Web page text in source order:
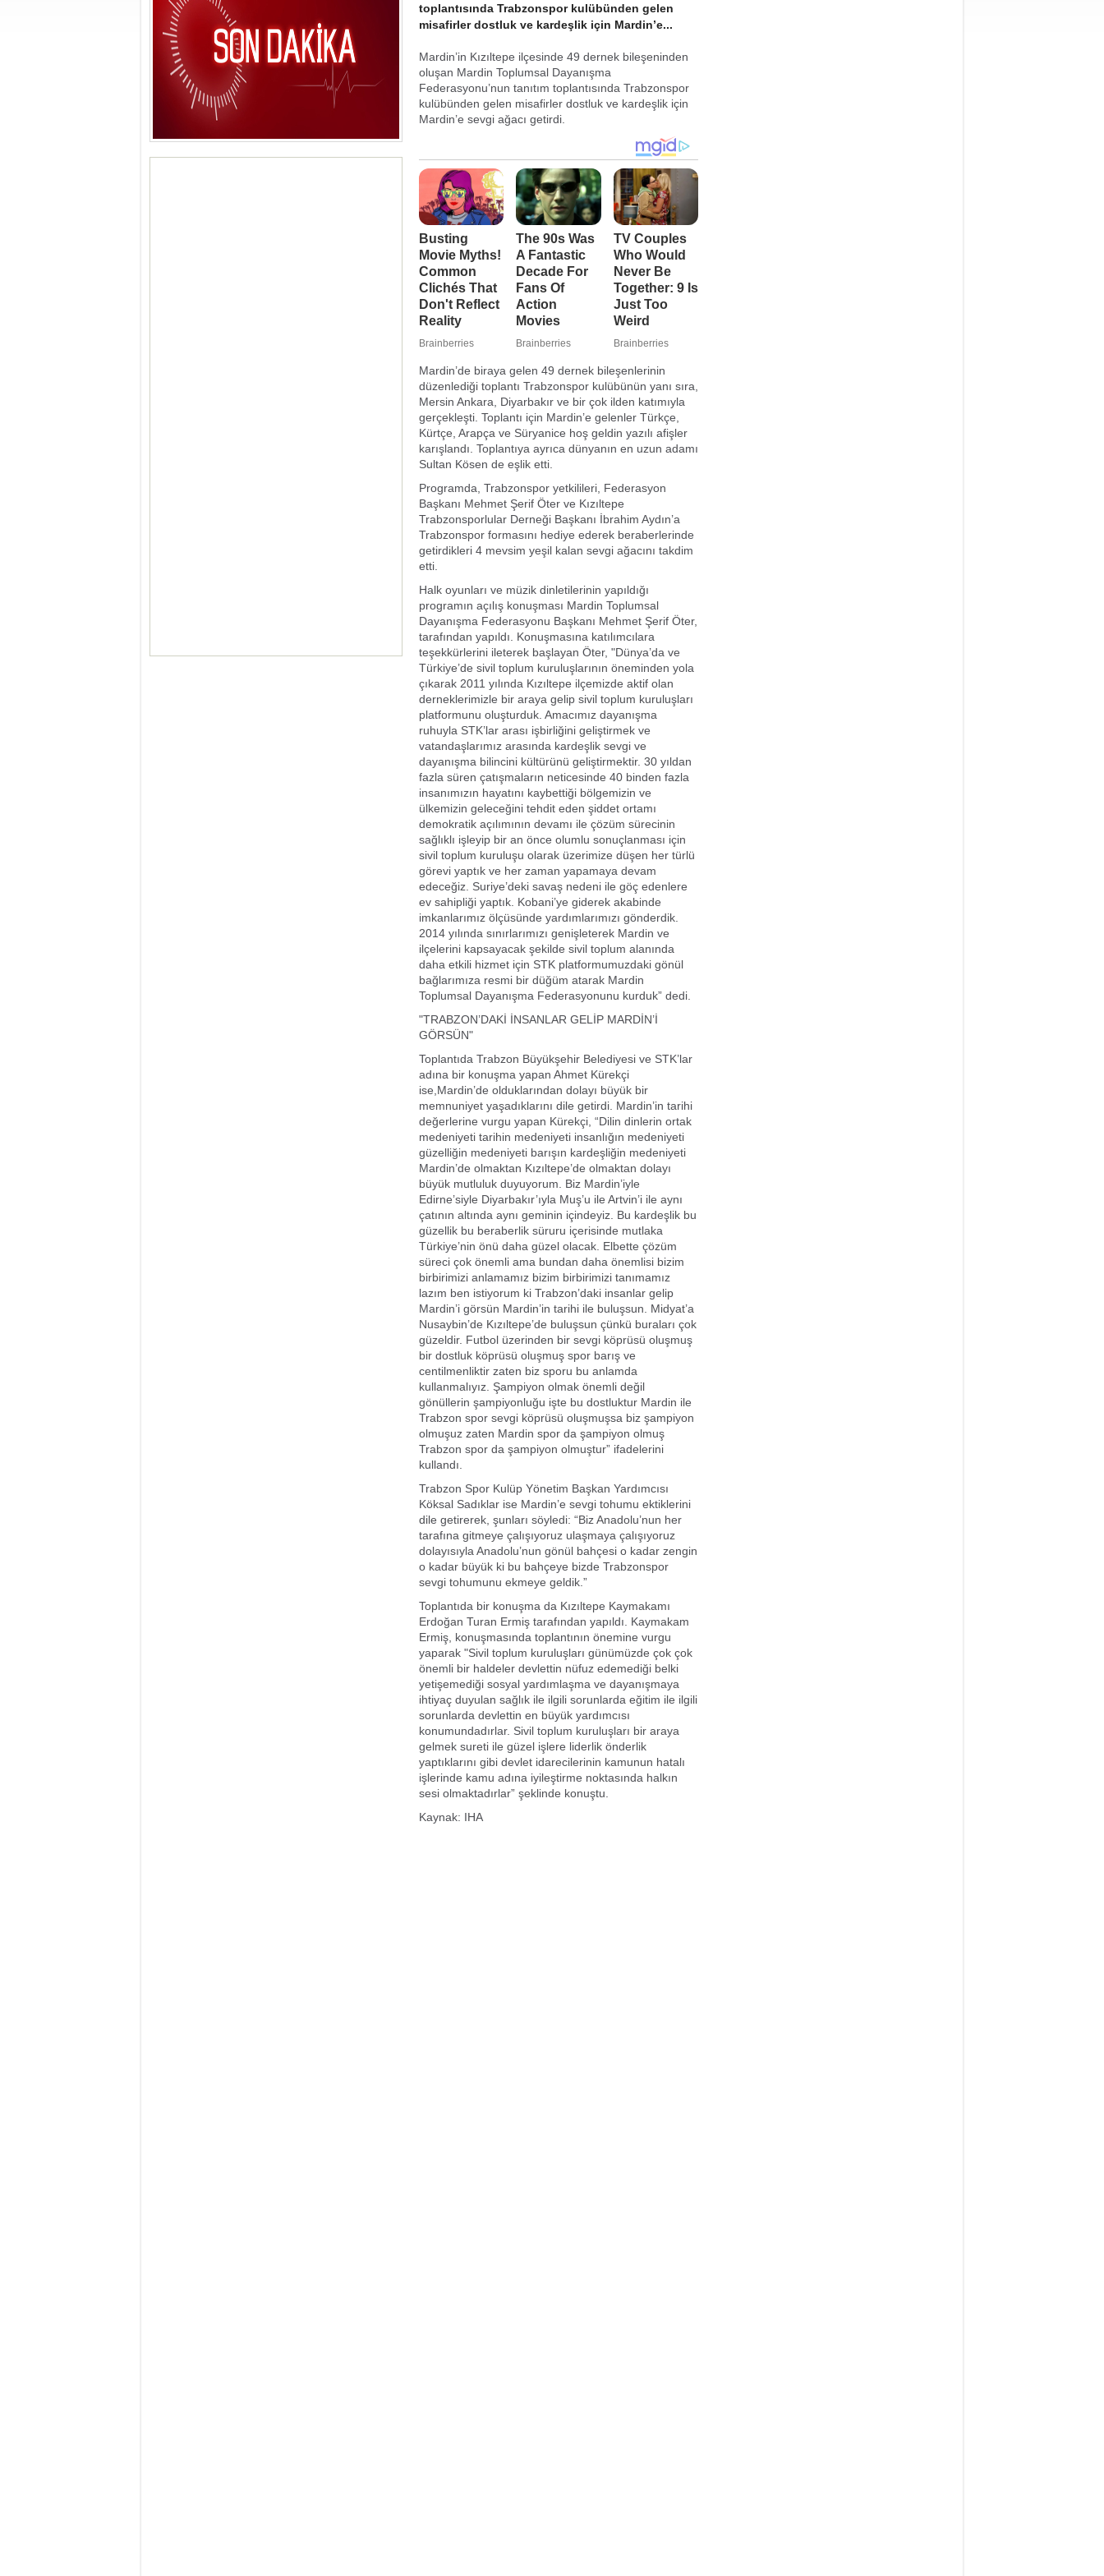
toplantısında Trabzonspor kulübünden gelen
misafirler dostluk ve kardeşlik için Mardin’e...
Mardin’in Kızıltepe ilçesinde 49 dernek bileşeninden
oluşan Mardin Toplumsal Dayanışma
Federasyonu’nun tanıtım toplantısında Trabzonspor
kulübünden gelen misafirler dostluk ve kardeşlik için
Mardin’e sevgi ağacı getirdi.
Mardin’de biraya gelen 49 dernek bileşenlerinin
düzenlediği toplantı Trabzonspor kulübünün yanı sıra,
Mersin Ankara, Diyarbakır ve bir çok ilden katımıyla
gerçekleşti. Toplantı için Mardin’e gelenler Türkçe,
Kürtçe, Arapça ve Süryanice hoş geldin yazılı afişler
karışlandı. Toplantıya ayrıca dünyanın en uzun adamı
Sultan Kösen de eşlik etti.
Programda, Trabzonspor yetkilileri, Federasyon
Başkanı Mehmet Şerif Öter ve Kızıltepe
Trabzonsporlular Derneği Başkanı İbrahim Aydın’a
Trabzonspor formasını hediye ederek beraberlerinde
getirdikleri 4 mevsim yeşil kalan sevgi ağacını takdim
etti.
Halk oyunları ve müzik dinletilerinin yapıldığı
programın açılış konuşması Mardin Toplumsal
Dayanışma Federasyonu Başkanı Mehmet Şerif Öter,
tarafından yapıldı. Konuşmasına katılımcılara
teşekkürlerini ileterek başlayan Öter, "Dünya’da ve
Türkiye’de sivil toplum kuruluşlarının öneminden yola
çıkarak 2011 yılında Kızıltepe ilçemizde aktif olan
derneklerimizle bir araya gelip sivil toplum kuruluşları
platformunu oluşturduk. Amacımız dayanışma
ruhuyla STK’lar arası işbirliğini geliştirmek ve
vatandaşlarımız arasında kardeşlik sevgi ve
dayanışma bilincini kültürünü geliştirmektir. 30 yıldan
fazla süren çatışmaların neticesinde 40 binden fazla
insanımızın hayatını kaybettiği bölgemizin ve
ülkemizin geleceğini tehdit eden şiddet ortamı
demokratik açılımının devamı ile çözüm sürecinin
sağlıklı işleyip bir an önce olumlu sonuçlanması için
sivil toplum kuruluşu olarak üzerimize düşen her türlü
görevi yaptık ve her zaman yapamaya devam
edeceğiz. Suriye’deki savaş nedeni ile göç edenlere
ev sahipliği yaptık. Kobani’ye giderek akabinde
imkanlarımız ölçüsünde yardımlarımızı gönderdik.
2014 yılında sınırlarımızı genişleterek Mardin ve
ilçelerini kapsayacak şekilde sivil toplum alanında
daha etkili hizmet için STK platformumuzdaki gönül
bağlarımıza resmi bir düğüm atarak Mardin
Toplumsal Dayanışma Federasyonunu kurduk” dedi.
"TRABZON’DAKİ İNSANLAR GELİP MARDİN’İ
GÖRSÜN"
Toplantıda Trabzon Büyükşehir Belediyesi ve STK’lar
adına bir konuşma yapan Ahmet Kürekçi
ise,Mardin’de olduklarından dolayı büyük bir
memnuniyet yaşadıklarını dile getirdi. Mardin’in tarihi
değerlerine vurgu yapan Kürekçi, “Dilin dinlerin ortak
medeniyeti tarihin medeniyeti insanlığın medeniyeti
güzelliğin medeniyeti barışın kardeşliğin medeniyeti
Mardin’de olmaktan Kızıltepe’de olmaktan dolayı
büyük mutluluk duyuyorum. Biz Mardin’iyle
Edirne’siyle Diyarbakır’ıyla Muş’u ile Artvin’i ile aynı
çatının altında aynı geminin içindeyiz. Bu kardeşlik bu
güzellik bu beraberlik süruru içerisinde mutlaka
Türkiye’nin önü daha güzel olacak. Elbette çözüm
süreci çok önemli ama bundan daha önemlisi bizim
birbirimizi anlamamız bizim birbirimizi tanımamız
lazım ben istiyorum ki Trabzon’daki insanlar gelip
Mardin’i görsün Mardin’in tarihi ile buluşsun. Midyat’a
Nusaybin’de Kızıltepe’de buluşsun çünkü buraları çok
güzeldir. Futbol üzerinden bir sevgi köprüsü oluşmuş
bir dostluk köprüsü oluşmuş spor barış ve
centilmenliktir zaten biz sporu bu anlamda
kullanmalıyız. Şampiyon olmak önemli değil
gönüllerin şampiyonluğu işte bu dostluktur Mardin ile
Trabzon spor sevgi köprüsü oluşmuşsa biz şampiyon
olmuşuz zaten Mardin spor da şampiyon olmuş
Trabzon spor da şampiyon olmuştur” ifadelerini
kullandı.
Trabzon Spor Kulüp Yönetim Başkan Yardımcısı
Köksal Sadıklar ise Mardin’e sevgi tohumu ektiklerini
dile getirerek, şunları söyledi: “Biz Anadolu’nun her
tarafına gitmeye çalışıyoruz ulaşmaya çalışıyoruz
dolayısıyla Anadolu’nun gönül bahçesi o kadar zengin
o kadar büyük ki bu bahçeye bizde Trabzonspor
sevgi tohumunu ekmeye geldik.”
Toplantıda bir konuşma da Kızıltepe Kaymakamı
Erdoğan Turan Ermiş tarafından yapıldı. Kaymakam
Ermiş, konuşmasında toplantının önemine vurgu
yaparak "Sivil toplum kuruluşları günümüzde çok çok
önemli bir haldeler devlettin nüfuz edemediği belki
yetişemediği sosyal yardımlaşma ve dayanışmaya
ihtiyaç duyulan sağlık ile ilgili sorunlarda eğitim ile ilgili
sorunlarda devlettin en büyük yardımcısı
konumundadırlar. Sivil toplum kuruluşları bir araya
gelmek sureti ile güzel işlere liderlik önderlik
yaptıklarını gibi devlet idarecilerinin kamunun hatalı
işlerinde kamu adına iyileştirme noktasında halkın
sesi olmaktadırlar” şeklinde konuştu.
Kaynak: IHA